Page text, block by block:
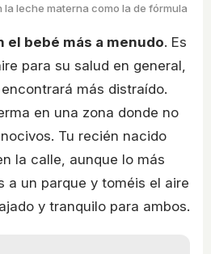
leche materna como la de fórmula
el bebé más a menudo. Es
para su salud en general,
más distraído.
en una zona donde no
Tu recién nacido
la calle, aunque lo más
a un parque y toméis el aire
y tranquilo para ambos.